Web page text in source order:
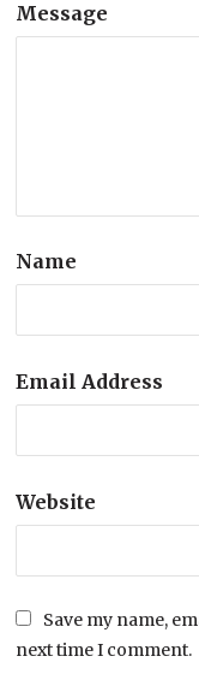
Message
Name
Email Address
Website
Save my name,
next time I comment.